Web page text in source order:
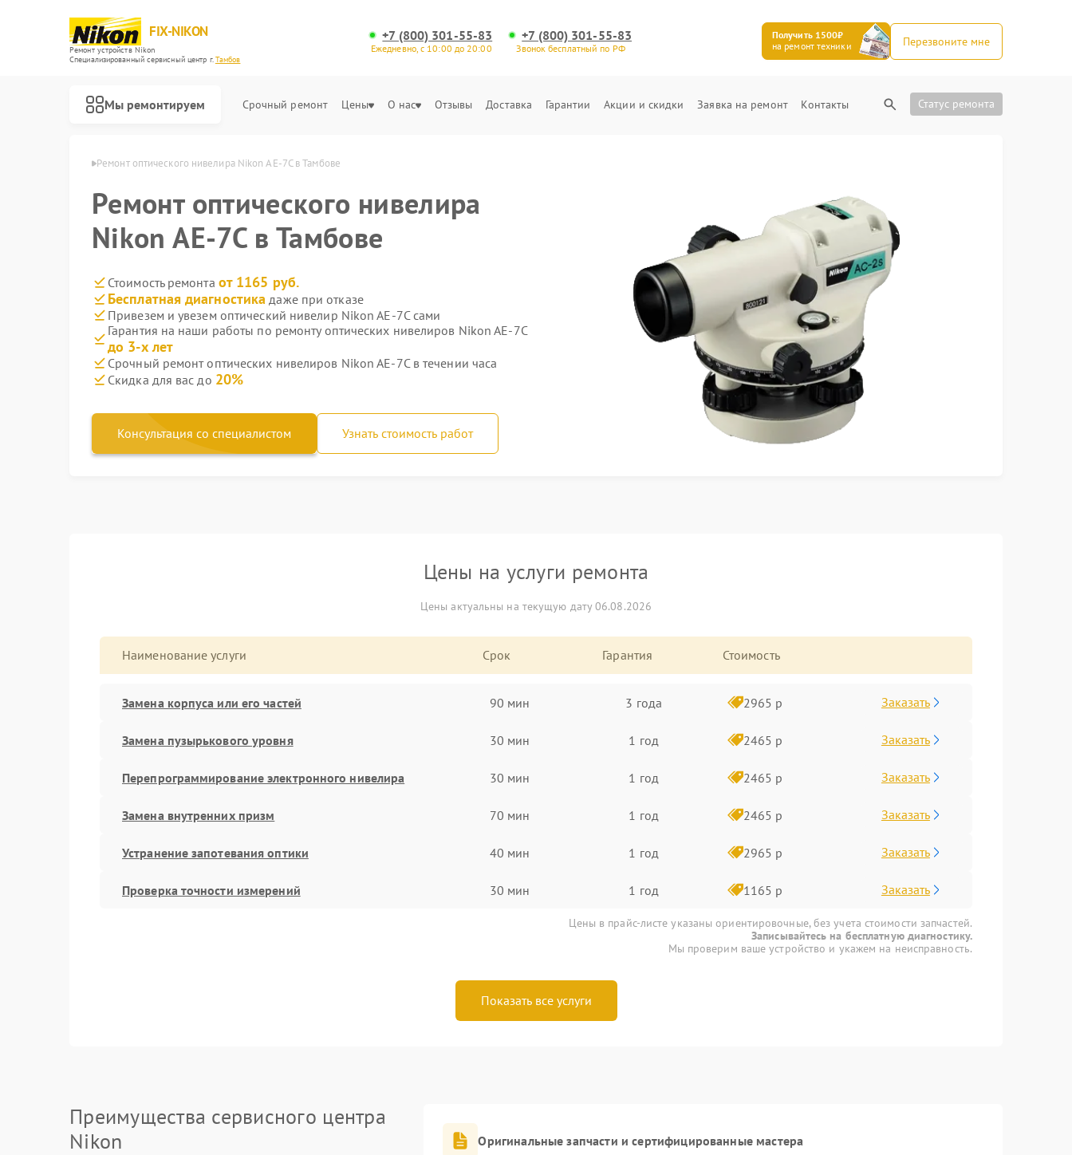
FIX-NIKON
Ремонт устройств Nikon
Специализированный cервисный центр г.Тамбов
+7 (800) 301-55-83
Ежедневно, с 10:00 до 20:00
+7 (800) 301-55-83
Звонок бесплатный по РФ
Получить 1500₽
на ремонт техники
Перезвоните мне
Мы ремонтируем Срочный ремонт Цены О нас Отзывы Доставка Гарантии Акции и скидки Заявка на ремонт Контакты Статус ремонта
Nikon в Тамбове Ремонт оптического нивелира Nikon AE-7C в Тамбове
Ремонт оптического нивелира
Nikon AE-7C в Тамбове
Стоимость ремонта от 1165 руб.
Бесплатная диагностика даже при отказе
Привезем и увезем оптический нивелир Nikon AE-7C сами
Гарантия на наши работы по ремонту оптических нивелиров Nikon AE-7C
до 3-х лет
Срочный ремонт оптических нивелиров Nikon AE-7C в течении часа
Скидка для вас до 20%
Консультация со специалистом Узнать стоимость работ
Цены на услуги ремонта
Цены актуальны на текущую дату 06.08.2026
Наименование услуги Срок Гарантия Стоимость
Замена корпуса или его частей 90 мин 3 года 2965 р Заказать
Замена пузырькового уровня 30 мин 1 год 2465 р Заказать
Перепрограммирование электронного нивелира 30 мин 1 год 2465 р Заказать
Замена внутренних призм 70 мин 1 год 2465 р Заказать
Устранение запотевания оптики 40 мин 1 год 2965 р Заказать
Проверка точности измерений 30 мин 1 год 1165 р Заказать
Цены в прайс-листе указаны ориентировочные, без учета стоимости запчастей.
Записывайтесь на бесплатную диагностику.
Мы проверим ваше устройство и укажем на неисправность.
Показать все услуги
Преимущества сервисного центра
Nikon
Оригинальные запчасти и сертифицированные мастера